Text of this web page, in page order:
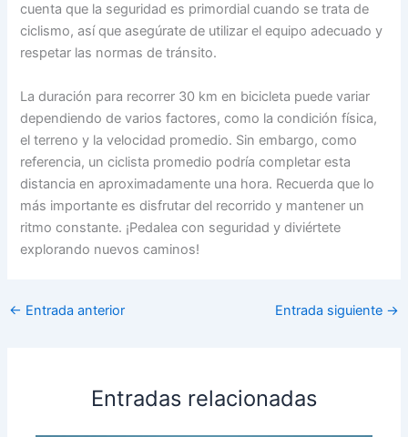
cuenta que la seguridad es primordial cuando se trata de
ciclismo, así que asegúrate de utilizar el equipo adecuado y
respetar las normas de tránsito.
La duración para recorrer 30 km en bicicleta puede variar
dependiendo de varios factores, como la condición física,
el terreno y la velocidad promedio. Sin embargo, como
referencia, un ciclista promedio podría completar esta
distancia en aproximadamente una hora. Recuerda que lo
más importante es disfrutar del recorrido y mantener un
ritmo constante. ¡Pedalea con seguridad y diviértete
explorando nuevos caminos!
← Entrada anterior Entrada siguiente →
Entradas relacionadas